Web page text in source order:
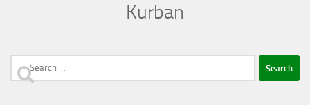
Kurban
Search